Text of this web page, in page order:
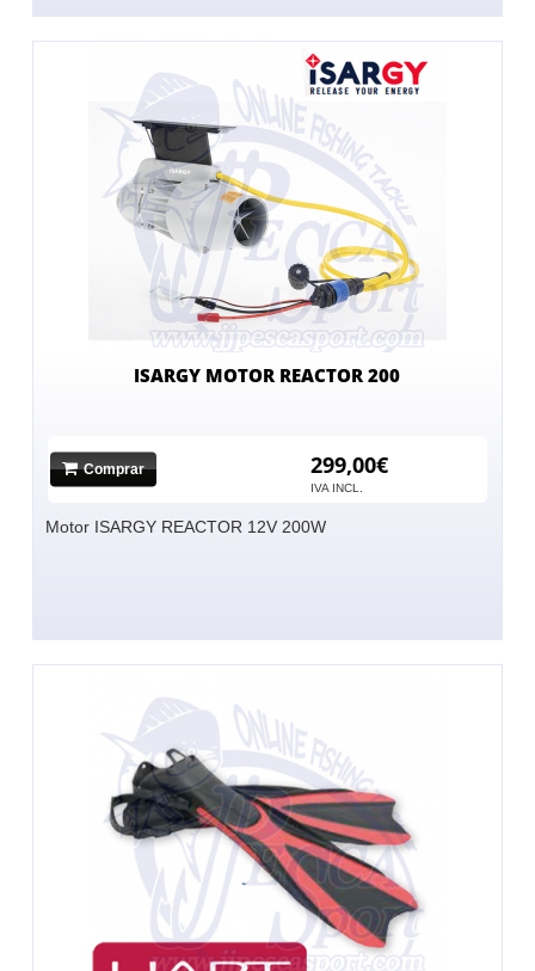
ISARGY MOTOR REACTOR 200
Comprar 299,00€
IVA INCL.
Motor ISARGY REACTOR 12V 200W